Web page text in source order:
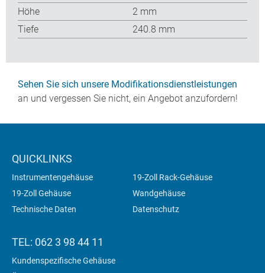
Höhe
2 mm
Tiefe
240.8 mm
Sehen Sie sich unsere Modifikationsdienstleistungen
an und vergessen Sie nicht, ein Angebot anzufordern!
QUICKLINKS
Instrumentengehäuse
19-Zoll Rack-Gehäuse
19-Zoll Gehäuse
Wandgehäuse
Technische Daten
Datenschutz
TEL: 062 3 98 44 11
Kundenspezifische Gehäuse